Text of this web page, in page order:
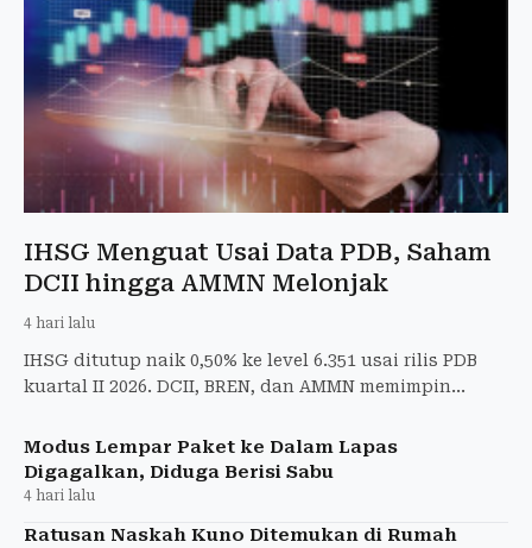
IHSG Menguat Usai Data PDB, Saham
DCII hingga AMMN Melonjak
4 hari lalu
IHSG ditutup naik 0,50% ke level 6.351 usai rilis PDB
kuartal II 2026. DCII, BREN, dan AMMN memimpin
Modus Lempar Paket ke Dalam Lapas
Digagalkan, Diduga Berisi Sabu
4 hari lalu
Ratusan Naskah Kuno Ditemukan di Rumah